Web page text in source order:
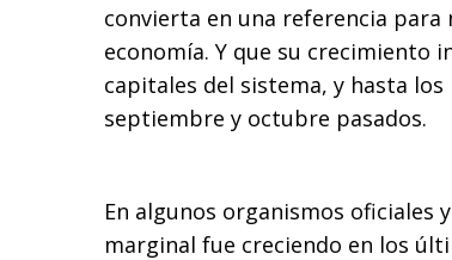
convierta en una referencia para
economía. Y que su crecimiento
capitales del sistema, y hasta
septiembre y octubre pasados.
En algunos organismos oficiales
marginal fue creciendo en los